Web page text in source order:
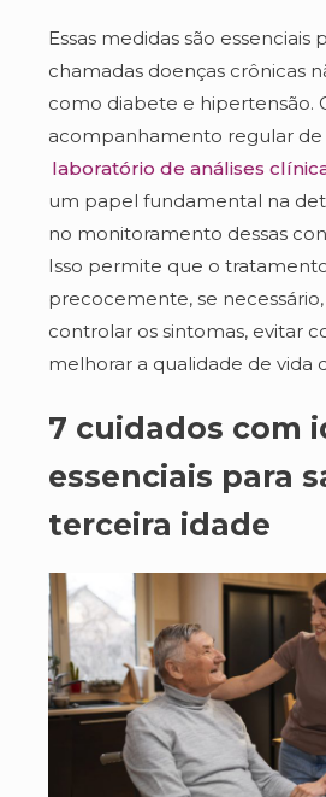
Essas medidas são essenciais
chamadas doenças crônicas
como diabete e hipertensão.
acompanhamento regular de
laboratório de análises
um papel fundamental na
no monitoramento dessas
Isso permite que o
precocemente, se
controlar os sintomas, evitar
melhorar a qualidade de vida
7 cuidados com
essenciais para
terceira idade